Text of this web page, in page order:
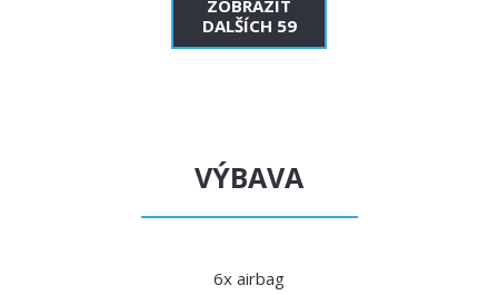
ZOBRAZIT
DALŠÍCH 59
VÝBAVA
6x airbag